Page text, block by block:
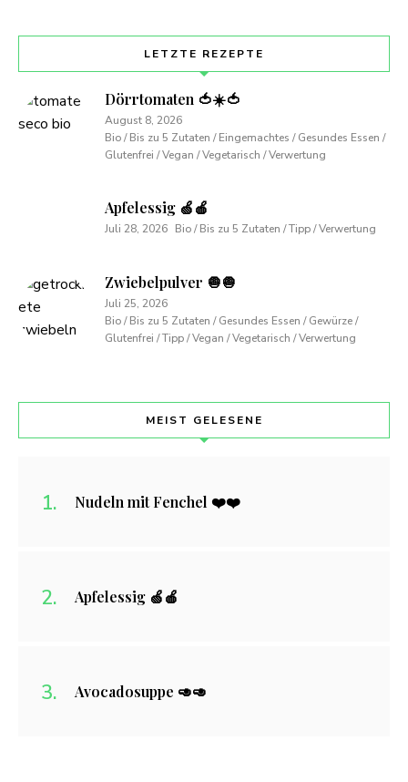
LETZTE REZEPTE
Dörrtomaten 🍅☀️🍅
August 8, 2026
Bio / Bis zu 5 Zutaten / Eingemachtes / Gesundes Essen /
Glutenfrei / Vegan / Vegetarisch / Verwertung
Apfelessig 🍏🍎
Juli 28, 2026 Bio / Bis zu 5 Zutaten / Tipp / Verwertung
Zwiebelpulver 🧅🧅
Juli 25, 2026
Bio / Bis zu 5 Zutaten / Gesundes Essen / Gewürze /
Glutenfrei / Tipp / Vegan / Vegetarisch / Verwertung
MEIST GELESENE
Nudeln mit Fenchel ❤️❤️
Apfelessig 🍏🍎
Avocadosuppe 🥑🥑